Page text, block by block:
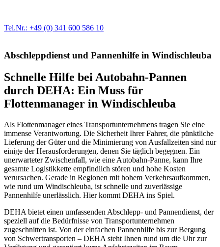
Tel.Nr.: +49 (0) 341 600 586 10
Abschleppdienst und Pannenhilfe in Windischleuba
Schnelle Hilfe bei Autobahn-Pannen
durch DEHA: Ein Muss für
Flottenmanager in Windischleuba
Als Flottenmanager eines Transportunternehmens tragen Sie eine
immense Verantwortung. Die Sicherheit Ihrer Fahrer, die pünktliche
Lieferung der Güter und die Minimierung von Ausfallzeiten sind nur
einige der Herausforderungen, denen Sie täglich begegnen. Ein
unerwarteter Zwischenfall, wie eine Autobahn-Panne, kann Ihre
gesamte Logistikkette empfindlich stören und hohe Kosten
verursachen. Gerade in Regionen mit hohem Verkehrsaufkommen,
wie rund um Windischleuba, ist schnelle und zuverlässige
Pannenhilfe unerlässlich. Hier kommt DEHA ins Spiel.
DEHA bietet einen umfassenden Abschlepp- und Pannendienst, der
speziell auf die Bedürfnisse von Transportunternehmen
zugeschnitten ist. Von der einfachen Pannenhilfe bis zur Bergung
von Schwertransporten – DEHA steht Ihnen rund um die Uhr zur